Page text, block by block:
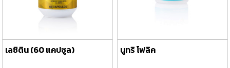
เลซิติน (60 แคปซูล) นูทริ โฟลิค